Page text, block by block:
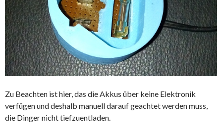
Zu Beachten ist hier, das die Akkus über keine Elektronik
verfügen und deshalb manuell darauf geachtet werden muss,
die Dinger nicht tiefzuentladen.